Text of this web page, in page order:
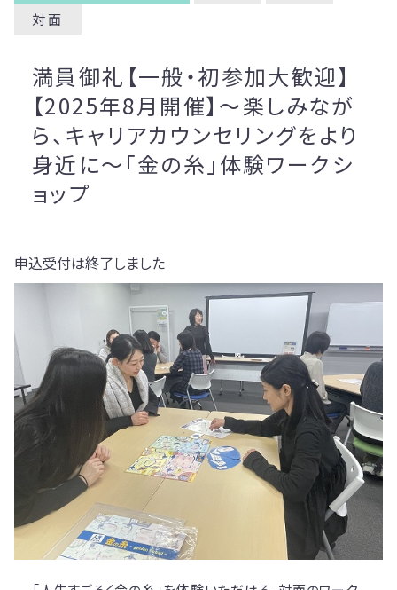
対面
満員御礼【一般・初参加大歓迎】
【2025年8月開催】～楽しみなが
ら、キャリアカウンセリングをより
身近に～「金の糸」体験ワークシ
ョップ
申込受付は終了しました